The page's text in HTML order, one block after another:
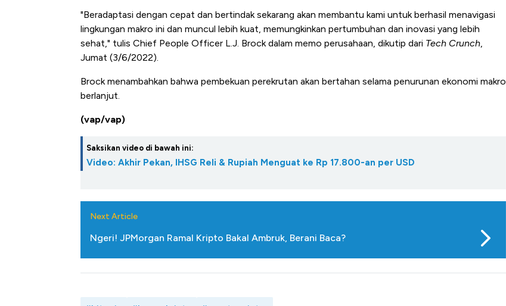
"Beradaptasi dengan cepat dan bertindak sekarang akan membantu kami untuk berhasil menavigasi
lingkungan makro ini dan muncul lebih kuat, memungkinkan pertumbuhan dan inovasi yang lebih
sehat," tulis Chief People Officer L.J. Brock dalam memo perusahaan, dikutip dari Tech Crunch,
Jumat (3/6/2022).
Brock menambahkan bahwa pembekuan perekrutan akan bertahan selama penurunan ekonomi makro
berlanjut.
(vap/vap)
Saksikan video di bawah ini:
Video: Akhir Pekan, IHSG Reli & Rupiah Menguat ke Rp 17.800-an per USD
Next Article
Ngeri! JPMorgan Ramal Kripto Bakal Ambruk, Berani Baca?